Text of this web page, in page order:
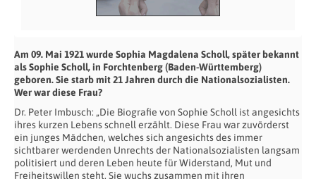
Am 09. Mai 1921 wurde Sophia Magdalena Scholl, später bekannt
als Sophie Scholl, in Forchtenberg (Baden-Württemberg)
geboren. Sie starb mit 21 Jahren durch die Nationalsozialisten.
Wer war diese Frau?
Dr. Peter Imbusch: „Die Biografie von Sophie Scholl ist angesichts
ihres kurzen Lebens schnell erzählt. Diese Frau war zuvörderst
ein junges Mädchen, welches sich angesichts des immer
sichtbarer werdenden Unrechts der Nationalsozialisten langsam
politisiert und deren Leben heute für Widerstand, Mut und
Freiheitswillen steht. Sie wuchs zusammen mit ihren